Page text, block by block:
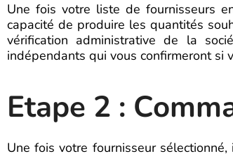
Une fois votre liste de fournisseurs
capacité de produire les quantités
vérification administrative de la
indépendants qui vous confirmeront si
Etape 2 :
Une fois votre fournisseur